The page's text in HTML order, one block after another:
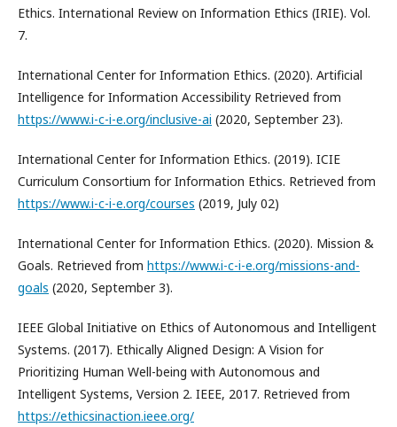
Ethics. International Review on Information Ethics (IRIE). Vol.
7.
International Center for Information Ethics. (2020). Artificial
Intelligence for Information Accessibility Retrieved from
https://www.i-c-i-e.org/inclusive-ai (2020, September 23).
International Center for Information Ethics. (2019). ICIE
Curriculum Consortium for Information Ethics. Retrieved from
https://www.i-c-i-e.org/courses (2019, July 02)
International Center for Information Ethics. (2020). Mission &
Goals. Retrieved from https://www.i-c-i-e.org/missions-and-
goals (2020, September 3).
IEEE Global Initiative on Ethics of Autonomous and Intelligent
Systems. (2017). Ethically Aligned Design: A Vision for
Prioritizing Human Well-being with Autonomous and
Intelligent Systems, Version 2. IEEE, 2017. Retrieved from
https://ethicsinaction.ieee.org/